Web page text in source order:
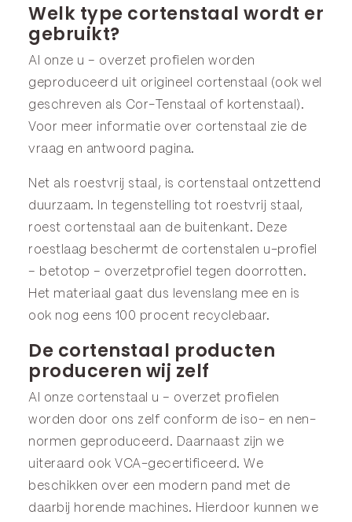
Welk type cortenstaal wordt er
gebruikt?
Al onze u – overzet profielen worden
geproduceerd uit origineel cortenstaal (ook wel
geschreven als Cor-Tenstaal of kortenstaal).
Voor meer informatie over cortenstaal zie de
vraag en antwoord pagina.
Net als roestvrij staal, is cortenstaal ontzettend
duurzaam. In tegenstelling tot roestvrij staal,
roest cortenstaal aan de buitenkant. Deze
roestlaag beschermt de cortenstalen u-profiel
– betotop – overzetprofiel tegen doorrotten.
Het materiaal gaat dus levenslang mee en is
ook nog eens 100 procent recyclebaar.
De cortenstaal producten
produceren wij zelf
Al onze cortenstaal u – overzet profielen
worden door ons zelf conform de iso- en nen-
normen geproduceerd. Daarnaast zijn we
uiteraard ook VCA-gecertificeerd. We
beschikken over een modern pand met de
daarbij horende machines. Hierdoor kunnen we